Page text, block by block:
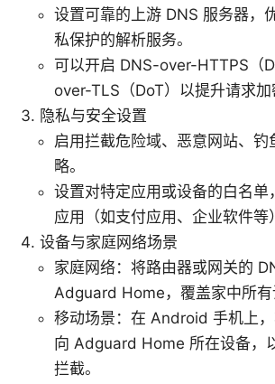
设置可靠的上游 DNS 服务器，
私保护的解析服务。
可以开启 DNS-over-HTTPS（
over-TLS（DoT）以提升请求加
隐私与安全设置
启用拦截危险域、恶意网站、钓
略。
设置对特定应用或设备的白名单
应用（如支付应用、企业软件等
设备与家庭网络场景
家庭网络：将路由器或网关的
Adguard Home，覆盖家中所有
移动场景：在 Android 手机上
向 Adguard Home 所在设备，
拦截。